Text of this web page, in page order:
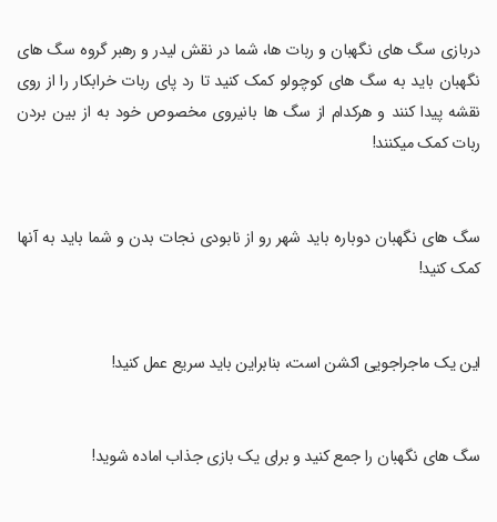
‏دربازی سگ های نگهبان و ربات ها، شما در نقش لیدر و رهبر گروه سگ های
نگهبان باید به سگ های کوچولو کمک کنید تا رد پای ربات خرابکار را از روی
نقشه پیدا کنند و هرکدام از سگ ها بانیروی مخصوص خود به از بین بردن
ربات کمک میکنند!
‏سگ های نگهبان دوباره باید شهر رو از نابودی نجات بدن و شما باید به آنها
کمک کنید!
‏این یک ماجراجویی اکشن است، بنابراین باید سریع عمل کنید!
‏سگ های نگهبان را جمع کنید و برای یک بازی جذاب اماده شوید!